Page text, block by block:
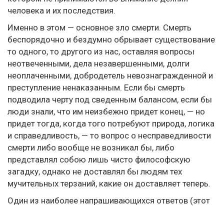
человека и их последствия.
Именно в этом — основное зло смерти. Смерть
беспорядочно и бездумно обрывает существование
то одного, то другого из нас, оставляя вопросы
неотвеченными, дела незавершенными, долги
неоплаченными, добродетель невознагражденной и
преступление ненаказанным. Если бы смерть
подводила черту под сведенным балансом, если бы
люди знали, что им неизбежно придет конец, — но
придет тогда, когда того потребуют природа, логика
и справедливость, — то вопрос о несправедливости
смерти либо вообще не возникал бы, либо
представлял собою лишь чисто философскую
загадку, однако не доставлял бы людям тех
мучительных терзаний, какие он доставляет теперь.
Один из наиболее напрашивающихся ответов (этот